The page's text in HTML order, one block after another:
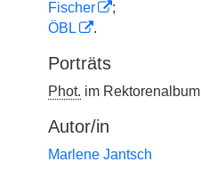
Fischer
;
ÖBL
.
Porträts
Phot. im
Autor/in
Marlene Jantsch